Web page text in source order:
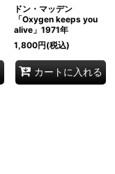
ドン・マッデン
「Oxygen keeps you
alive」1971年
1,800円(税込)
カートに入れる